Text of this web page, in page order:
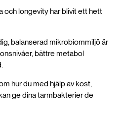
och longevity har blivit ett hett
balanserad mikrobiommiljö är
bättre metabol
hur du med hjälp av kost,
ge dina tarmbakterier de